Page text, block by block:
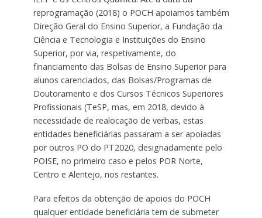
reprogramação (2018) o POCH apoiamos também
Direção Geral do Ensino Superior, a Fundação da
Ciência e Tecnologia e Instituições do Ensino
Superior, por via, respetivamente, do
financiamento das Bolsas de Ensino Superior para
alunos carenciados, das Bolsas/Programas de
Doutoramento e dos Cursos Técnicos Superiores
Profissionais (TeSP, mas, em 2018, devido à
necessidade de realocação de verbas, estas
entidades beneficiárias passaram a ser apoiadas
por outros PO do PT2020, designadamente pelo
POISE, no primeiro caso e pelos POR Norte,
Centro e Alentejo, nos restantes.
Para efeitos da obtenção de apoios do POCH
qualquer entidade beneficiária tem de submeter